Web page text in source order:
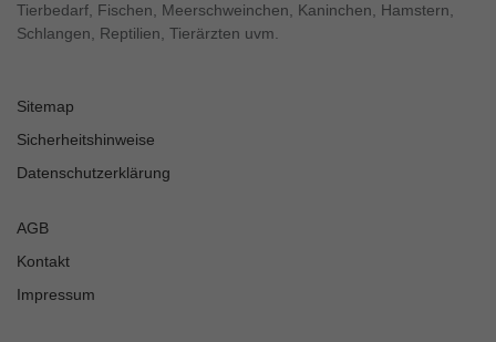
Tierbedarf, Fischen, Meerschweinchen, Kaninchen, Hamstern,
Schlangen, Reptilien, Tierärzten uvm.
Sitemap
Sicherheitshinweise
Datenschutzerklärung
AGB
Kontakt
Impressum